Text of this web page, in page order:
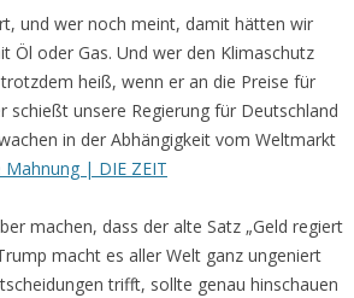
und wer noch meint, damit hätten wir
oder Gas. Und wer den Klimaschutz
heiß, wenn er an die Preise für
schießt unsere Regierung für Deutschland
in der Abhängigkeit vom Weltmarkt
Mahnung | DIE ZEIT
machen, dass der alte Satz „Geld regiert
macht es aller Welt ganz ungeniert
trifft, sollte genau hinschauen